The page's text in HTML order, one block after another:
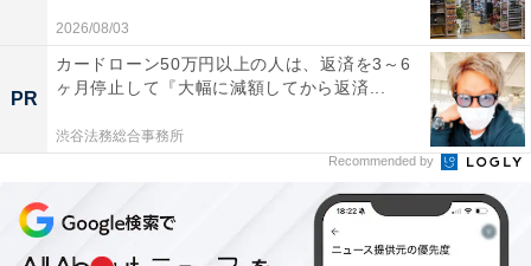
2026/08/03
PR
カードローン50万円以上の人は、返済を3～6
ヶ月停止して『大幅に減額してから返済...
渋谷法務総合事務所
Recommended by